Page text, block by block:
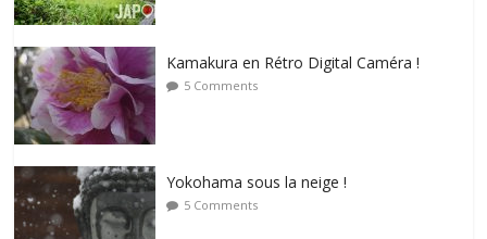
Kamakura en Rétro Digital Caméra !
5 Comments
Yokohama sous la neige !
5 Comments